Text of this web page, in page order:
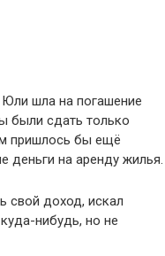
шла на погашение
были сдать только
пришлось бы ещё
деньги на аренду жилья.
свой доход, искал
нибудь, но не